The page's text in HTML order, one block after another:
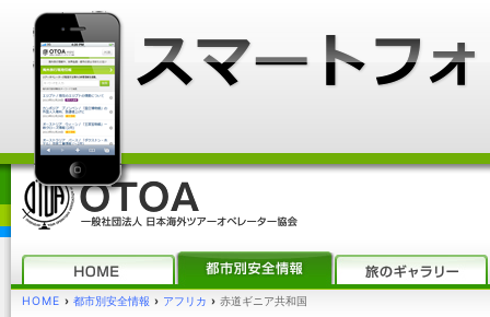
HOME › 都市別安全情報 › アフリカ › 赤道ギニア共和国